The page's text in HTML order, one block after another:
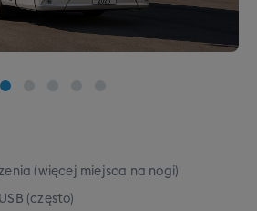
(więcej miejsca na nogi)
(często)